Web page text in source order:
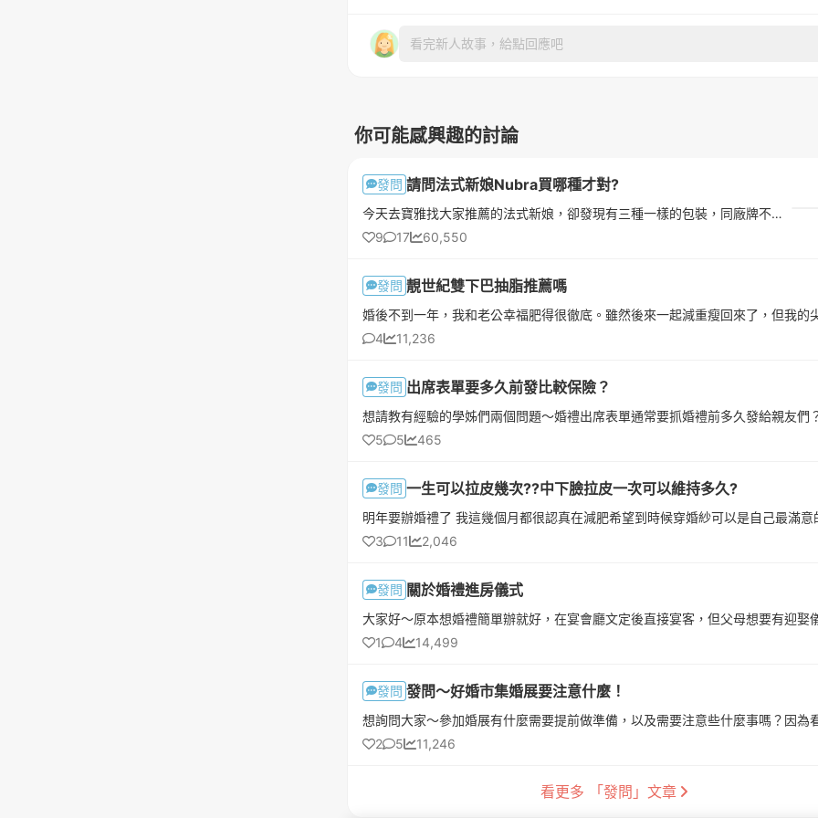
看完新人故事，給點回應吧
你可能感興趣的討論
發問 請問法式新娘Nubra買哪種才對?
今天去寶雅找大家推薦的法式新娘，卻發現有三種一樣的包裝，同廠牌不同商品名稱。(1)法式新娘$390(2)激厚立體$390(3)五倍厚$490不確定，下厚上薄是不是法式新娘的新款?請問大家推薦哪一款，謝謝:)法式新娘(下圖)是平均的厚薄，感覺比較不會掉?激厚立體(下圖)下厚上薄，會比較集中嗎?但比較會掉嗎?因為據說Nubra是消耗品，黏個五次可能就不黏了，所以打算買平價款。除了法式新娘也歡迎大家推薦
9
17 60,550
發問 靚世紀雙下巴抽脂推薦嗎
4
11,236
發問 出席表單要多久前發比較保險？
5
5 465
發問 一生可以拉皮幾次??中下臉拉皮一次可以維持多久?
3
11 2,046
發問 關於婚禮進房儀式
1
4 14,499
發問 發問～好婚市集婚展要注意什麼！
2
5 11,246
看更多 「發問」文章